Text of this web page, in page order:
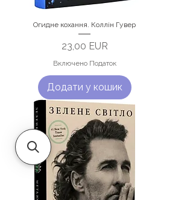
Огидне кохання. Коллін Гувер
Ціна
23,00 EUR
Включено Податок
Додати у кошик